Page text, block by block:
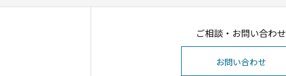
ご相談・お問い合わせ
お問い合わせ